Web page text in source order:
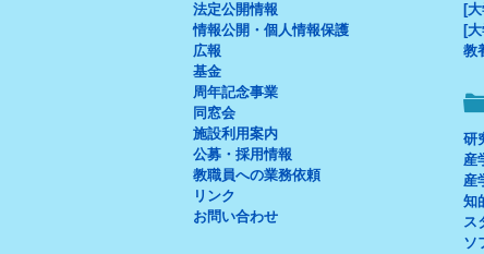
法定公開情報
情報公開・個人情報保護
広報
基金
周年記念事業
同窓会
施設利用案内
公募・採用情報
教職員への業務依頼
リンク
お問い合わせ
[
[
教
研
産
産
知
ス
ソ